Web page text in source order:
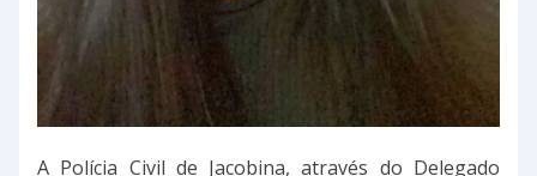
A Polícia Civil de Jacobina, através do Delegado